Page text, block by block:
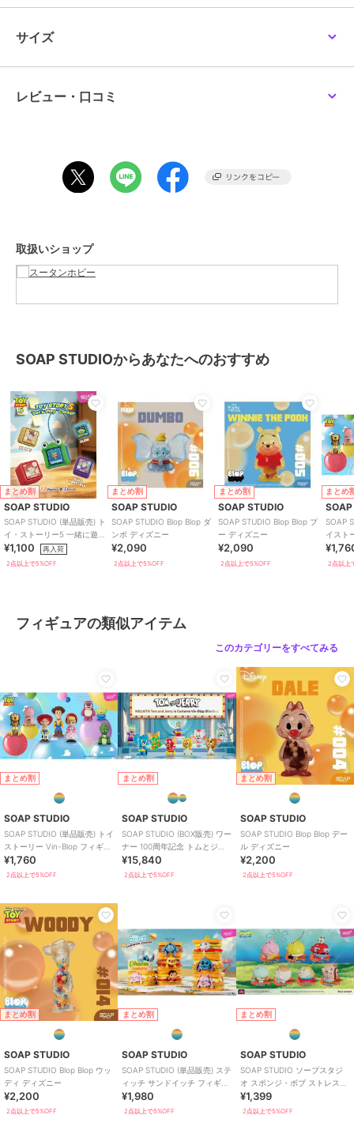
ショップ スータンホビー
商品カテゴリ
性別タイプ
レディース
**
**
サイズ
レビュー・口コミ
取扱いショップ
SOAP STUDIOからあなたへのおすすめ
まとめ割
SOAP STUDIO
SOAP STUDIO (単品販売) ト
イ・ストーリー5 一緒に遊ぼ
う クリッカー ブラインド
¥1,100 再入荷
2点以上で5%OFF
まとめ割
SOAP STUDIO
SOAP STUDIO Blop Blop ダ
ンボ ディズニー
¥2,090
2点以上で5%OFF
まとめ割
SOAP STUDIO
SOAP STUDIO Blop Blop プ
ー ディズニー
¥2,090
2点以上で5%OFF
まとめ
SOAP
イスト
ギュア
2点以上
フィギュアの類似アイテム
このカテゴリーをすべてみる
まとめ割
SOAP STUDIO
SOAP STUDIO (単品販売) トイ
ストーリー Vin-Blop フィギュ
ア ブラインド
¥1,760
2点以上で5%OFF
まとめ割
SOAP STUDIO
SOAP STUDIO (BOX販売) ワー
ナー 100周年記念 トムとジェ
リー コスプレフィギュア
¥15,840
2点以上で5%OFF
まとめ割
SOAP STUDIO
SOAP STUDIO Blop Blop デー
ル ディズニー
¥2,200
2点以上で5%OFF
まとめ割
SOAP STUDIO
SOAP STUDIO Blop Blop ウッ
ディ ディズニー
¥2,200
2点以上で5%OFF
まとめ割
SOAP STUDIO
SOAP STUDIO (単品販売) ステ
ィッチ サンドイッチ フィギュ
ア ブラインドボックス
¥1,980
2点以上で5%OFF
まとめ割
SOAP STUDIO
SOAP STUDIO ソープスタジ
オ スポンジ・ボブ ストレスボ
ール ブラインドボックス 雑貨
¥1,399
2点以上で5%OFF